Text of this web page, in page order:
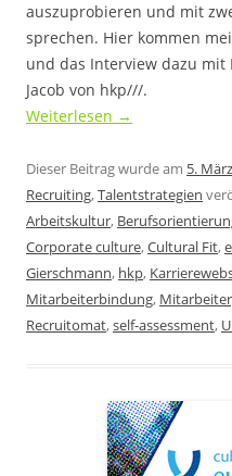
auszuprobieren und mit
sprechen. Hier kommen
und das Interview dazu mit
Jacob von hkp///.
Weiterlesen →
Dieser Beitrag wurde am 5.
Recruiting,Talentstrategien
Arbeitskultur,
Corporate culture,Cultural Fit,
Gierschmann, hkp,
Mitarbeiterbindung,
Recruitomat,self-assessment,